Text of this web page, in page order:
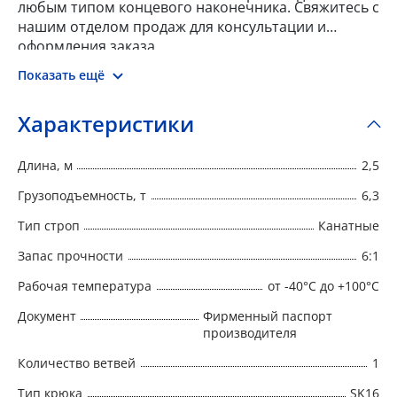
любым типом концевого наконечника. Свяжитесь с
нашим отделом продаж для консультации и
оформления заказа.
Показать ещё
Характеристики
Длина, м
2,5
Грузоподъемность, т
6,3
Тип строп
Канатные
Запас прочности
6:1
Рабочая температура
от -40°C до +100°C
Документ
Фирменный паспорт
производителя
Количество ветвей
1
Тип крюка
SK16